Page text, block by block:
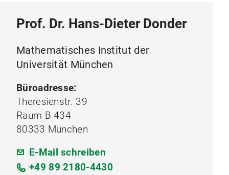
Prof. Dr. Hans-Dieter Donder
Mathematisches Institut der
Universität München
Büroadresse:
Theresienstr. 39
Raum B 434
80333 München
E-Mail schreiben
+49 89 2180-4430